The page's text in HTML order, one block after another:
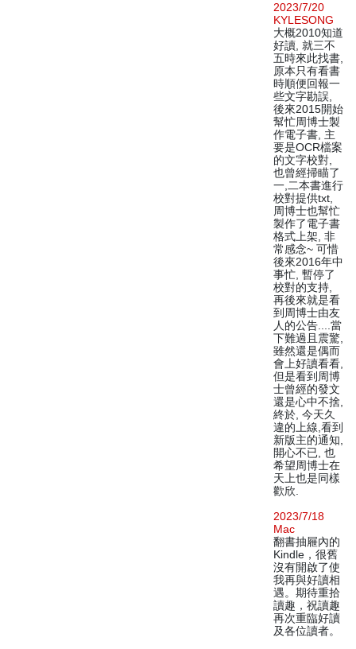
2023/7/20
KYLESONG
大概2010知道
好讀, 就三不
五時來此找書,
原本只有看書
時順便回報一
些文字勘誤,
後來2015開始
幫忙周博士製
作電子書, 主
要是OCR檔案
的文字校對,
也曾經掃瞄了
一,二本書進行
校對提供txt,
周博士也幫忙
製作了電子書
格式上架, 非
常感念~ 可惜
後來2016年中
事忙, 暫停了
校對的支持,
再後來就是看
到周博士由友
人的公告....當
下難過且震驚,
雖然還是偶而
會上好讀看看,
但是看到周博
士曾經的發文
還是心中不捨,
終於, 今天久
違的上線,看到
新版主的通知,
開心不已, 也
希望周博士在
天上也是同樣
歡欣.
2023/7/18
Mac
翻書抽屜內的
Kindle，很舊
沒有開啟了使
我再與好讀相
遇。期待重拾
讀趣，祝讀趣
再次重臨好讀
及各位讀者。